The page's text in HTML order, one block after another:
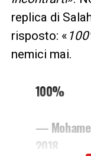
replica di
risposto: «
nemici mai.
100%
—
2018